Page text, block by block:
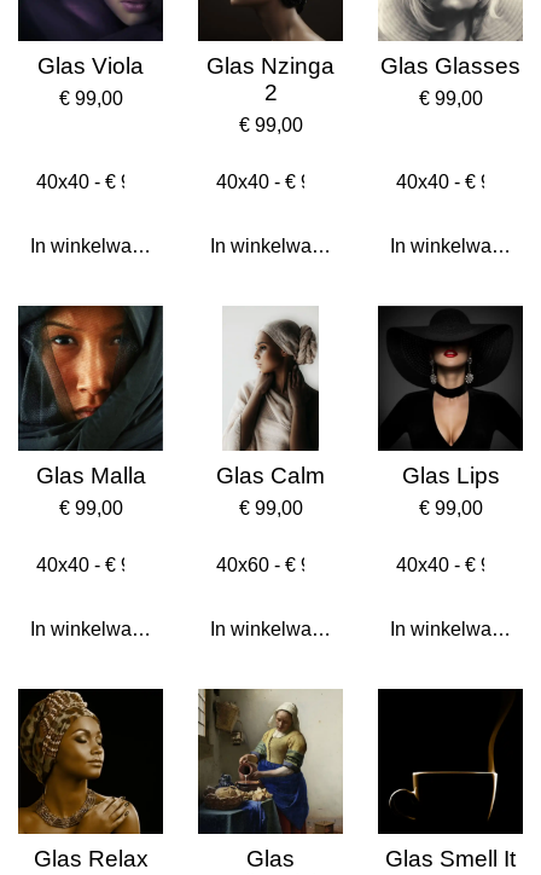
Glas Viola
€ 99,00
In winkelwagen
Glas Nzinga
2
€ 99,00
In winkelwagen
Glas Glasses
€ 99,00
In winkelwagen
Glas Malla
€ 99,00
In winkelwagen
Glas Calm
€ 99,00
In winkelwagen
Glas Lips
€ 99,00
In winkelwagen
Glas Relax
Glas
Glas Smell It